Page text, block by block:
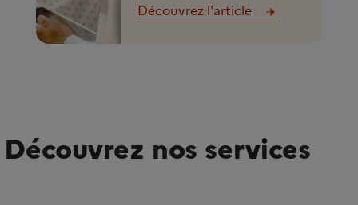
Découvrez l'article
Découvrez nos services